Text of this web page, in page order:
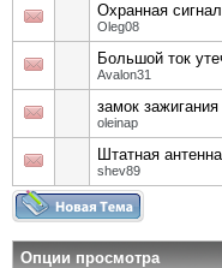
Охранная
Oleg08
Большой ток
Avalon31
замок зажигания
oleinap
Штатная
shev89
Опции просмотра